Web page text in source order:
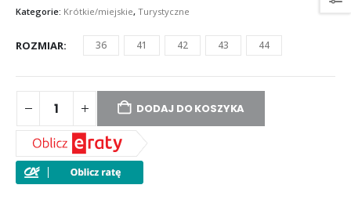
Kategorie: Krótkie/miejskie, Turystyczne
ROZMIAR 36 41 42 43 44
DODAJ DO KOSZYKA